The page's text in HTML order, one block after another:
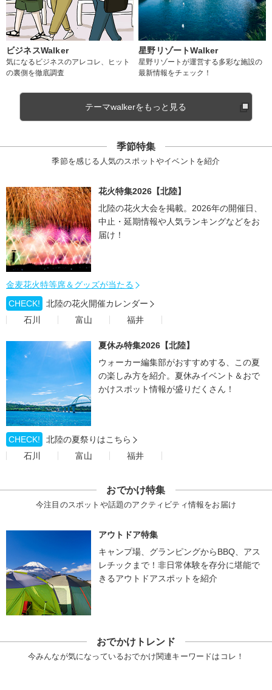
ビジネスWalker
気になるビジネスのアレコレ、ヒット
の裏側を徹底調査
星野リゾートWalker
星野リゾートが運営する多彩な施設の
最新情報をチェック！
テーマwalkerをもっと見る
季節特集
季節を感じる人気のスポットやイベントを紹介
花火特集2026【北陸】
北陸の花火大会を掲載。2026年の開催日、
中止・延期情報や人気ランキングなどをお
届け！
金麦花火特等席＆グッズが当たる
CHECK!
北陸の花火開催カレンダー
石川
富山 福井
夏休み特集2026【北陸】
ウォーカー編集部がおすすめする、この夏
の楽しみ方を紹介。夏休みイベント＆おで
かけスポット情報が盛りだくさん！
CHECK!
北陸の夏祭りはこちら
石川
富山 福井
おでかけ特集
今注目のスポットや話題のアクティビティ情報をお届け
アウトドア特集
キャンプ場、グランピングからBBQ、アス
レチックまで！非日常体験を存分に堪能で
きるアウトドアスポットを紹介
おでかけトレンド
今みんなが気になっているおでかけ関連キーワードはコレ！